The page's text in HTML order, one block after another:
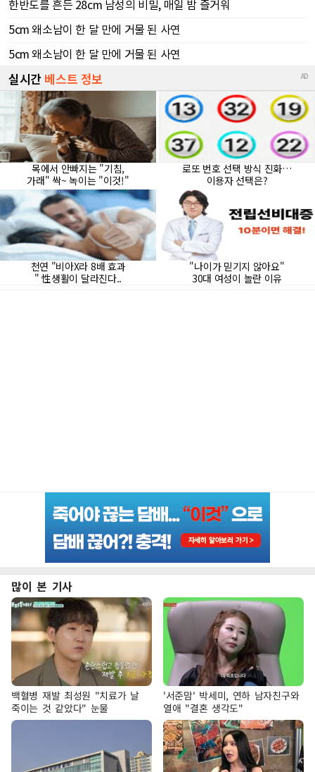
많이 본 기사
백혈병 재발 최성원 "치료가 날
죽이는 것 같았다" 눈물
'서준맘' 박세미, 연하 남자친구와
열애 "결혼 생각도"